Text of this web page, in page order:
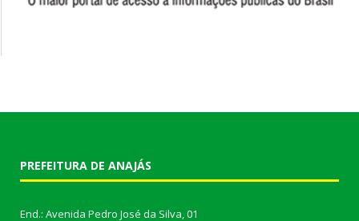
PREFEITURA DE ANAJÁS
End.: Avenida Pedro José da Silva, 01